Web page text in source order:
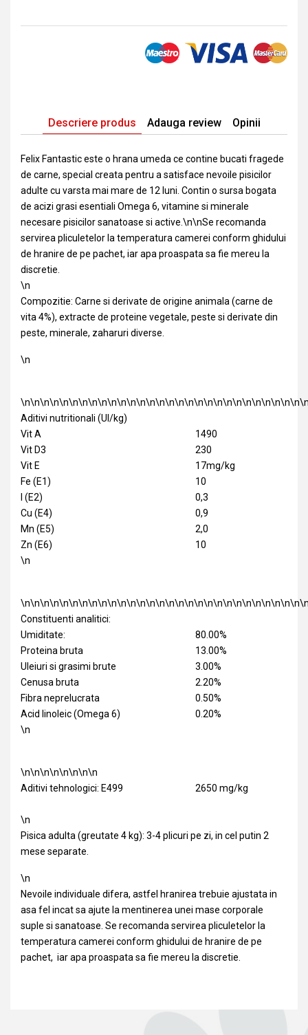
Descriere produs Adauga review Opinii
Felix Fantastic este o hrana umeda ce contine bucati fragede
de carne, special creata pentru a satisface nevoile pisicilor
adulte cu varsta mai mare de 12 luni. Contin o sursa bogata
de acizi grasi esentiali Omega 6, vitamine si minerale
necesare pisicilor sanatoase si active.\n\nSe recomanda
servirea pliculetelor la temperatura camerei conform ghidului
de hranire de pe pachet, iar apa proaspata sa fie mereu la
discretie.
\n
Compozitie: Carne si derivate de origine animala (carne de
vita 4%), extracte de proteine vegetale, peste si derivate din
peste, minerale, zaharuri diverse.
\n
Aditivi nutritionali (UI/kg)
Vit A
1490
Vit D3
230
Vit E
17mg/kg
Fe (E1)
10
I (E2)
0,3
Cu (E4)
0,9
Mn (E5)
2,0
Zn (E6)
10
\n
Constituenti analitici:
Umiditate:
80.00%
Proteina bruta
13.00%
Uleiuri si grasimi brute
3.00%
Cenusa bruta
2.20%
Fibra neprelucrata
0.50%
Acid linoleic (Omega 6)
0.20%
\n
\n\n\n\n\n\n\n\n
Aditivi tehnologici: E499
2650 mg/kg
\n
Pisica adulta (greutate 4 kg): 3-4 plicuri pe zi, in cel putin 2
mese separate.
\n
Nevoile individuale difera, astfel hranirea trebuie ajustata in
asa fel incat sa ajute la mentinerea unei mase corporale
suple si sanatoase. Se recomanda servirea pliculetelor la
temperatura camerei conform ghidului de hranire de pe
pachet, iar apa proaspata sa fie mereu la discretie.